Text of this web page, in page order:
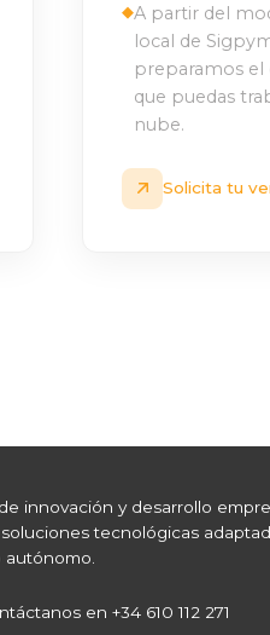
◆A partir del
local de
preparamos
que puedas
nube.
Solicita tu
innovación y desarrollo
tecnológicas
autónomo.
en +34 610 112 271